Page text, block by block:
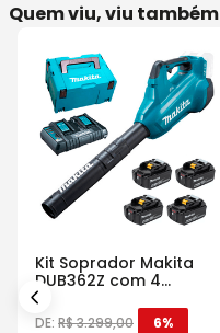
Quem viu, viu também
Kit Soprador Makita
DUB362Z com 4
Baterias Carregador e
Maleta
DE: R$3.299,00 6%